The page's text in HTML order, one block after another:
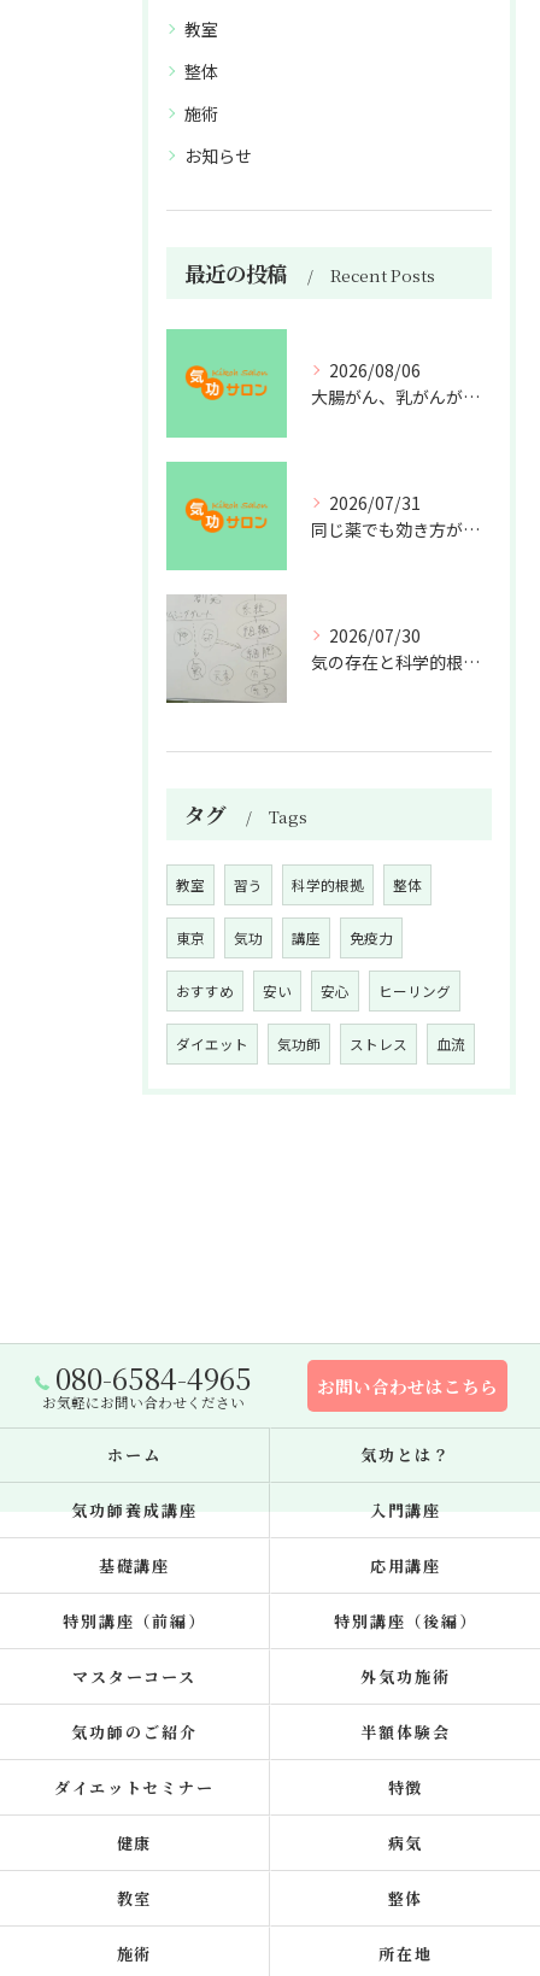
教室
整体
施術
お知らせ
最近の投稿 Recent Posts
2026/08/06
大腸がん、乳がんが増えた理由
2026/07/31
同じ薬でも効き方が違う？
2026/07/30
気の存在と科学的根拠の授業
タグ Tags
教室 習う 科学的根拠 整体
東京 気功 講座 免疫力
おすすめ 安い 安心 ヒーリング
ダイエット 気功師 ストレス 血流
080-6584-4965
お気軽にお問い合わせください
お問い合わせはこちら
ホーム 気功とは？
気功師養成講座 入門講座
基礎講座 応用講座
特別講座（前編） 特別講座（後編）
マスターコース 外気功施術
気功師のご紹介 半額体験会
ダイエットセミナー 特徴
健康 病気
教室 整体
施術 所在地